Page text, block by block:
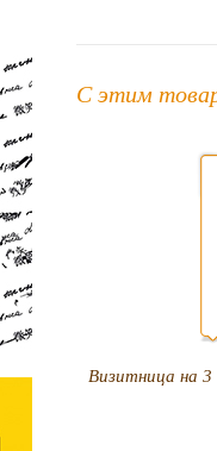
С этим
Визитница на